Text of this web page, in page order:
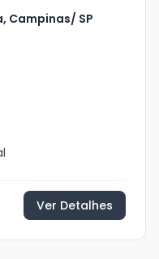
Campinas/ SP
Ver Detalhes